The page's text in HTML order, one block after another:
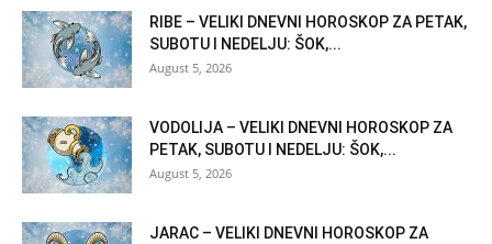
RIBE – VELIKI DNEVNI HOROSKOP ZA PETAK,
SUBOTU I NEDELJU: ŠOK,...
August 5, 2026
VODOLIJA – VELIKI DNEVNI HOROSKOP ZA
PETAK, SUBOTU I NEDELJU: ŠOK,...
August 5, 2026
JARAC – VELIKI DNEVNI HOROSKOP ZA